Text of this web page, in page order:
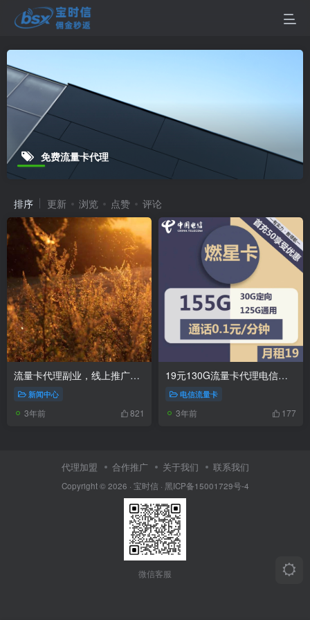
免费流量卡代理
排序 更新 浏览 点赞 评论
流量卡代理副业，线上推广月入过万
新闻中心
3年前 821
19元130G流量卡代理电信燃星卡
电信流量卡
3年前 177
代理加盟 合作推广 关于我们 联系我们
Copyright © 2026 · 宝时信· 黑ICP备15001729号-4
微信客服